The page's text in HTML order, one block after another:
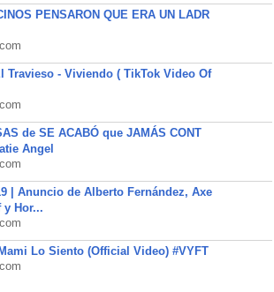
PENSARON QUE ERA UN LADR
Travieso - Viviendo ( TikTok Video Of
de SE ACABÓ que JAMÁS CONT
Angel
| Anuncio de Alberto Fernández, Axe
y Hor...
Lo Siento (Official Video) #VYFT